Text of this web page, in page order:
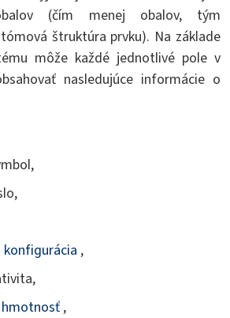
(čím menej obalov, tým
štruktúra prvku). Na základe
môže každé jednotlivé pole v
nasledujúce informácie o
,
,